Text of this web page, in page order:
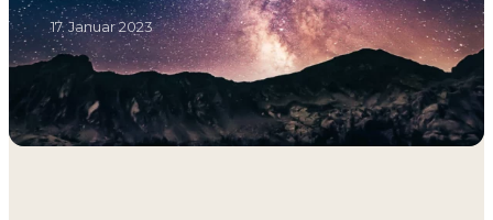
17. Januar 2023